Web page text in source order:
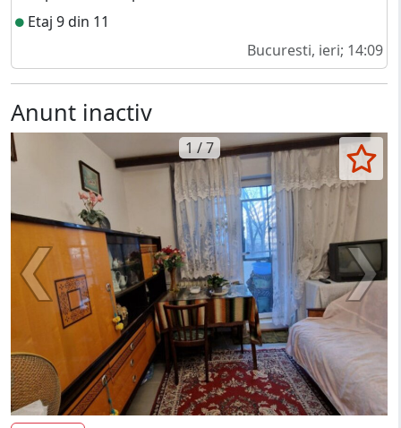
Etaj 9 din 11
Bucuresti, ieri; 14:09
Anunt inactiv
1 / 7